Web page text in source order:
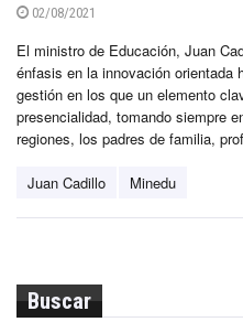
02/08/2021
El ministro de Educación, Juan
énfasis en la innovación orientada
gestión en los que un elemento
presencialidad, tomando siempre
regiones, los padres de familia,
Juan Cadillo Minedu
Buscar